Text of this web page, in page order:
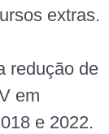
extras.
redução de
em
e 2022.